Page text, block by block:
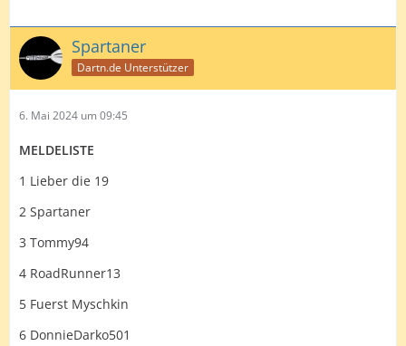
Spartaner
Dartn.de Unterstützer
6. Mai 2024 um 09:45
MELDELISTE
1 Lieber die 19
2 Spartaner
3 Tommy94
4 RoadRunner13
5 Fuerst Myschkin
6 DonnieDarko501